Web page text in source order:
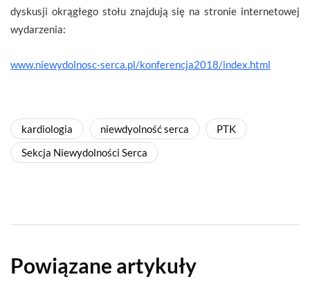
dyskusji okrągłego stołu znajdują się na stronie internetowej
wydarzenia:
www.niewydolnosc-serca.pl/konferencja2018/index.html
kardiologia niewdyolność serca
PTK
Sekcja Niewydolności Serca
Powiązane artykuły